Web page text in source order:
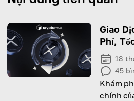
Giao
Phí,
18
45
Khám
chính